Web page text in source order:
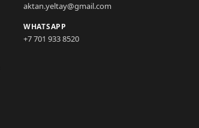
aktan.yeltay@gmail.com
WHATSAPP
+7 701 933 8520